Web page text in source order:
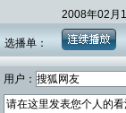
2008年02
选播单：
用户：